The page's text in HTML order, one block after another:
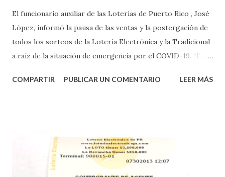
El funcionario auxiliar de las Loterías de Puerto Rico , José
López, informó la pausa de las ventas y la postergación de
todos los sorteos de la Lotería Electrónica y la Tradicional
a raíz de la situación de emergencia por el COVID-19. “En
proteger la salud de nuestros empleados, vendedores y
instantáneos”, indicó López. Sobre el sorteo de Powerball,
López explicó que el mismo se continuará realizando en los
Estados Unidos y los jugadores podrán conocer los
COMPARTIR PUBLICAR UN COMENTARIO LEER MÁS